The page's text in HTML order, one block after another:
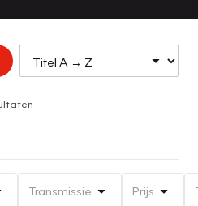
Transmissie Prijs